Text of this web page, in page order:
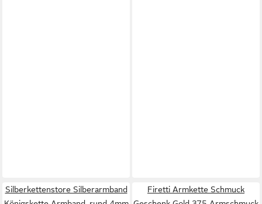
Silberkettenstore Silberarmband
Firetti Armkette Schmuck